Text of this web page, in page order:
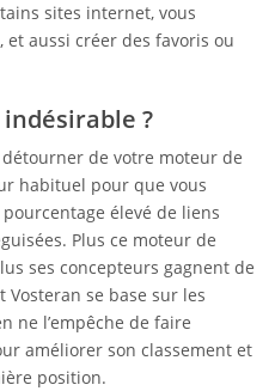
sites internet, vous
et aussi créer des favoris ou
?
de votre moteur de
habituel pour que vous
élevé de liens
Plus ce moteur de
ses concepteurs gagnent de
Vosteran se base sur les
ne l’empêche de faire
améliorer son classement et
position.